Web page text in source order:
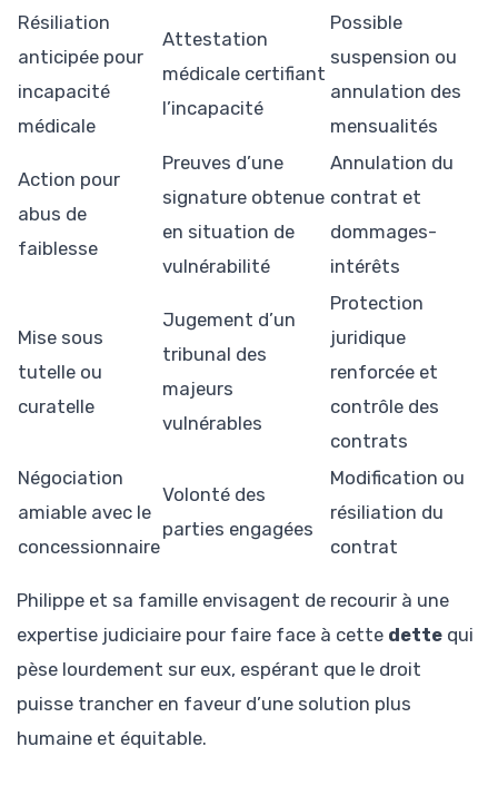
Résiliation
anticipée pour
incapacité
médicale
Attestation
médicale certifiant
l’incapacité
Possible
suspension ou
annulation des
mensualités
Action pour
abus de
faiblesse
Preuves d’une
signature obtenue
en situation de
vulnérabilité
Annulation du
contrat et
dommages-
intérêts
Mise sous
tutelle ou
curatelle
Jugement d’un
tribunal des
majeurs
vulnérables
Protection
juridique
renforcée et
contrôle des
contrats
Négociation
amiable avec le
concessionnaire
Volonté des
parties engagées
Modification ou
résiliation du
contrat
Philippe et sa famille envisagent de recourir à une
expertise judiciaire pour faire face à cette dette qui
pèse lourdement sur eux, espérant que le droit
puisse trancher en faveur d’une solution plus
humaine et équitable.